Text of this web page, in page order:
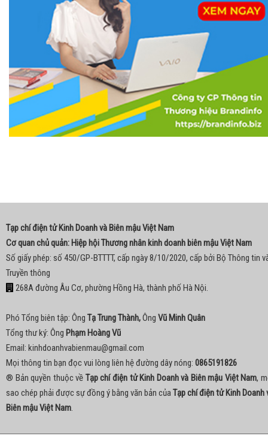
Tạp chí điện tử Kinh Doanh và Biên mậu Việt Nam
Cơ quan chủ quản: Hiệp hội Thương nhân kinh doanh biên mậu Việt Nam
Số giấy phép: số 450/GP-BTTTT, cấp ngày 8/10/2020, cấp bởi Bộ Thông tin
Truyền thông
268A đường Âu Cơ, phường Hồng Hà, thành phố Hà Nội.
Phó Tổng biên tập: Ông Tạ Trung Thành,Ông Vũ Minh Quân
Tổng thư ký: Ông Phạm Hoàng Vũ
Email: kinhdoanhvabienmau@gmail.com
Mọi thông tin bạn đọc vui lòng liên hệ đường dây nóng: 0865191826
® Bản quyền thuộc về Tạp chí điện tử Kinh Doanh và Biên mậu Việt Nam,
sao chép phải được sự đồng ý bằng văn bản củaTạp chí điện tử Kinh Doanh
Biên mậu Việt Nam.